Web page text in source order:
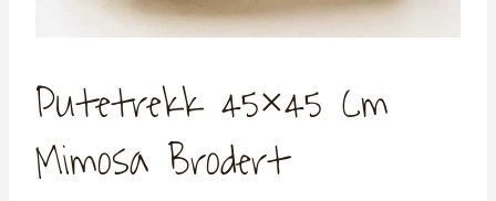
Putetrekk 45×45 Cm
Mimosa Brodert